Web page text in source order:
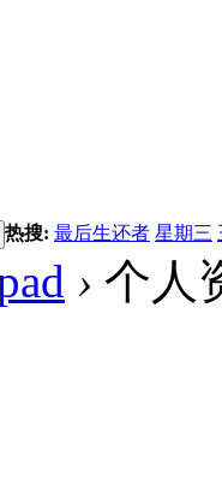
热搜: 最后生还者 星期三
› 个人